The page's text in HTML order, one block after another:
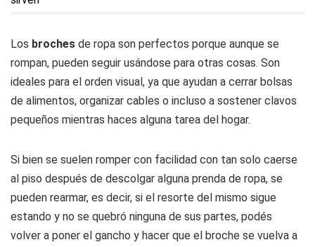
Los broches de ropa son perfectos porque aunque se
rompan, pueden seguir usándose para otras cosas. Son
ideales para el orden visual, ya que ayudan a cerrar bolsas
de alimentos, organizar cables o incluso a sostener clavos
pequeños mientras haces alguna tarea del hogar.
Si bien se suelen romper con facilidad con tan solo caerse
al piso después de descolgar alguna prenda de ropa, se
pueden rearmar, es decir, si el resorte del mismo sigue
estando y no se quebró ninguna de sus partes, podés
volver a poner el gancho y hacer que el broche se vuelva a